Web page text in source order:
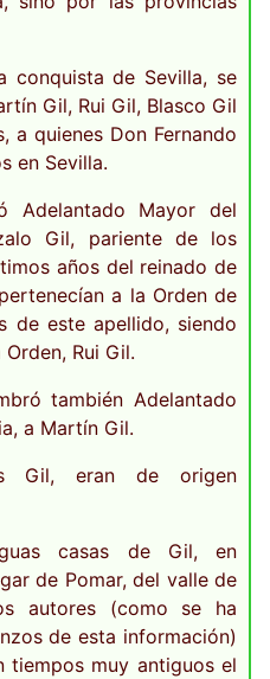
conquista de Sevilla, se
Gil, Rui Gil, Blasco Gil
a quienes Don Fernando
en Sevilla.
Adelantado Mayor del
Gil, pariente de los
años del reinado de
a la Orden de
de este apellido, siendo
Rui Gil.
también Adelantado
a Martín Gil.
Gil, eran de origen
casas de Gil, en
de Pomar, del valle de
autores (como se ha
de esta información)
tiempos muy antiguos el